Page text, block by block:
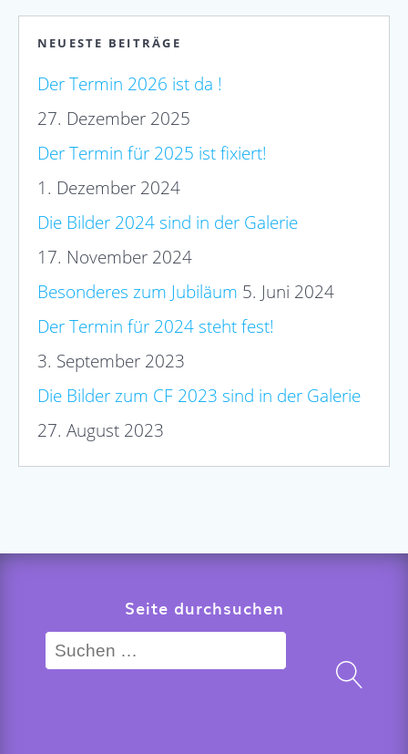
NEUESTE BEITRÄGE
Der Termin 2026 ist da !
27. Dezember 2025
Der Termin für 2025 ist fixiert!
1. Dezember 2024
Die Bilder 2024 sind in der Galerie
17. November 2024
Besonderes zum Jubiläum 5. Juni 2024
Der Termin für 2024 steht fest!
3. September 2023
Die Bilder zum CF 2023 sind in der Galerie
27. August 2023
Seite durchsuchen
Suchen